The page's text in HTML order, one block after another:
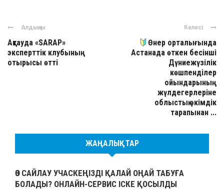
Алдыңғы
Ақтауда «SARAP»
эксперттік клубының
отырысы өтті
Келесі
Өнер орталығында
Астанада өткен бесінші
Дүниежүзілік
көшпенділер
ойындарының
жүлдегерлеріне
облыстық әкімдік
тарапынан ...
ЖАҢАЛЫҚТАР
ӨЗ САЙЛАУ УЧАСКЕҢІЗДІ ҚАЛАЙ ОҢАЙ ТАБУҒА
БОЛАДЫ? ОНЛАЙН-СЕРВИС ІСКЕ ҚОСЫЛДЫ